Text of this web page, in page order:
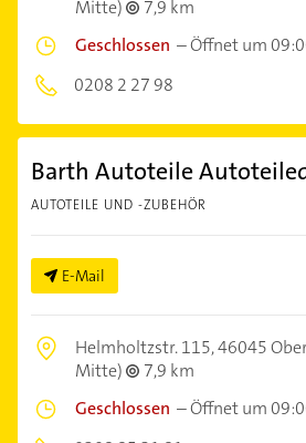
Mitte)
7,9 km
Geschlossen –Öffnet um
0208 2 27 98
Barth Autoteile
AUTOTEILE UND -ZUBEHÖR
E-Mail
Helmholtzstr. 115,46045
Mitte)
7,9 km
Geschlossen –Öffnet um